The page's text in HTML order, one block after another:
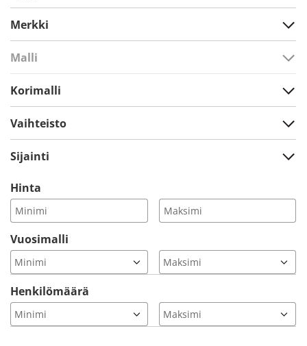
Merkki
Malli
Korimalli
Vaihteisto
Sijainti
Henkilömäärä
Vuosimalli
Hinta